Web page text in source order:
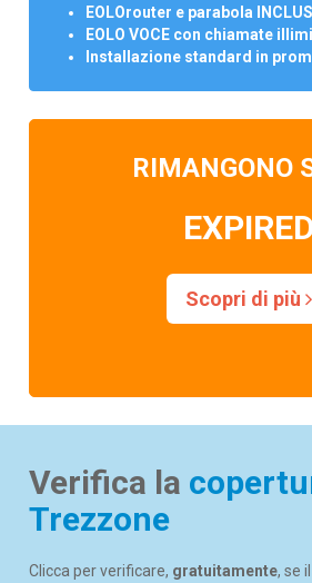
EOLOrouter e parabola INCLUSI
EOLO VOCE con chiamate
Installazione standard in
RIMANGONO
Scopri di più
Verifica la
Trezzone
Clicca per verificare, gratuitamente, se